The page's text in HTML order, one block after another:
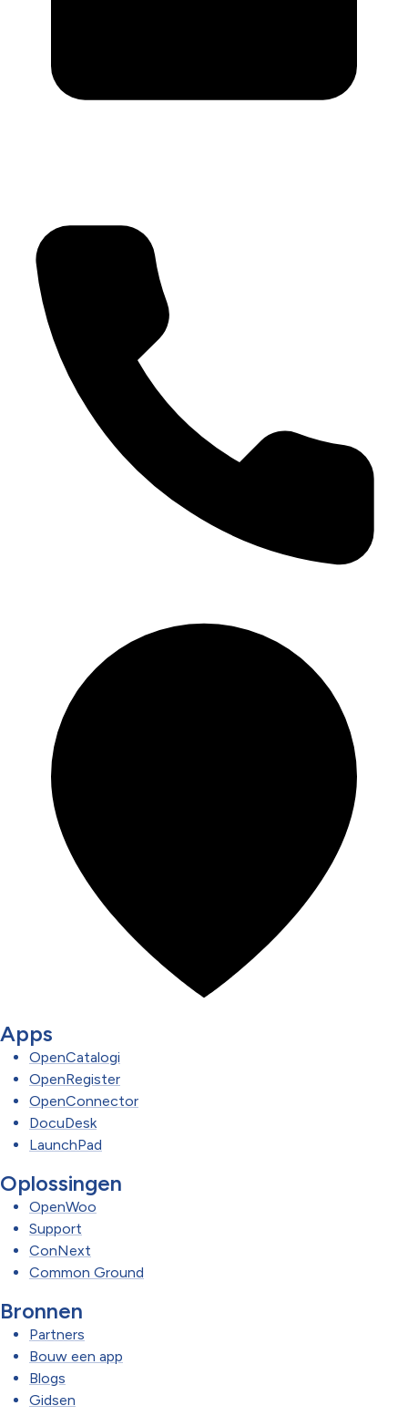
Apps
OpenCatalogi
OpenRegister
OpenConnector
DocuDesk
LaunchPad
Oplossingen
OpenWoo
Support
ConNext
Common Ground
Bronnen
Partners
Bouw een app
Blogs
Gidsen